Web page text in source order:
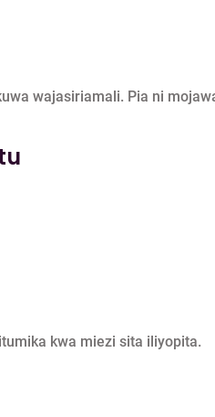
wajasiriamali. Pia ni
kwa miezi sita iliyopita.